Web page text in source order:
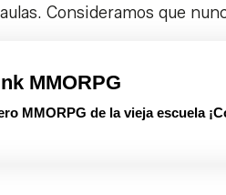
Consideramos que
MMORPG
MMORPG de la vieja escuela